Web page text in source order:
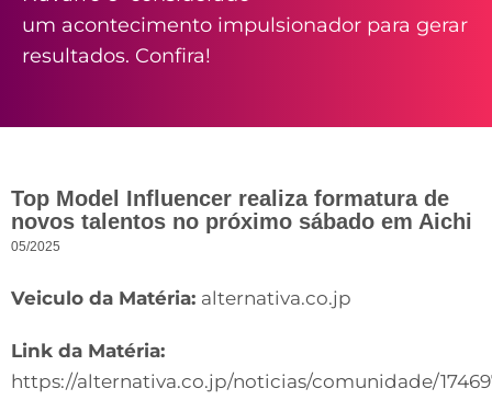
um acontecimento impulsionador para gerar
resultados. Confira!
Top Model Influencer realiza formatura de
novos talentos no próximo sábado em Aichi
05/2025
Veiculo da Matéria: alternativa.co.jp
Link da Matéria:
https://alternativa.co.jp/noticias/comunidade/